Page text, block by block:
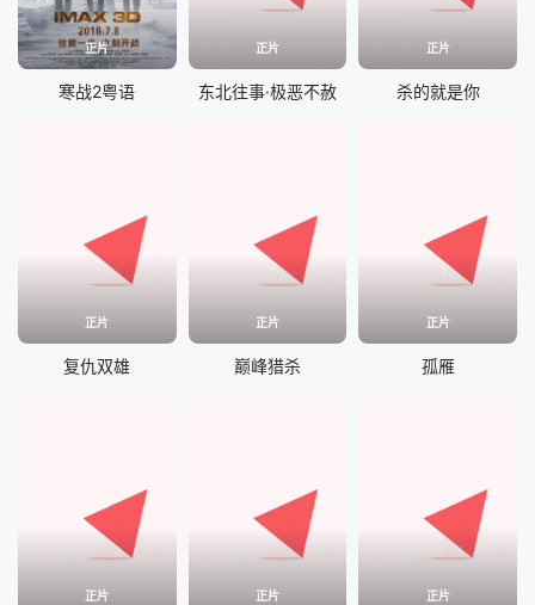
正片
寒战2粤语
正片
东北往事·极恶不赦
正片
杀的就是你
正片
复仇双雄
正片
巅峰猎杀
正片
孤雁
正片 正片 正片